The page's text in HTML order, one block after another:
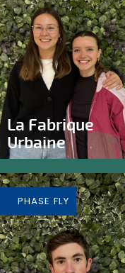
La Fabrique
Urbaine
accès à des outils pour
consommer de façon...
En savoir plus
PHASE FLY